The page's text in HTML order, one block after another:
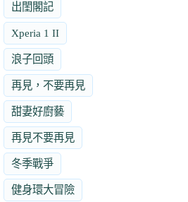
出閨閣記
Xperia 1 II
浪子回頭
再見，不要再見
甜妻好廚藝
再見不要再見
冬季戰爭
健身環大冒險